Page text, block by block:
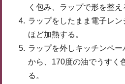
く包み、ラップで形を整え
ラップをしたまま電子レ
ほど加熱する。
ラップを外しキッチンペ
から、170度の油でうすく
る。